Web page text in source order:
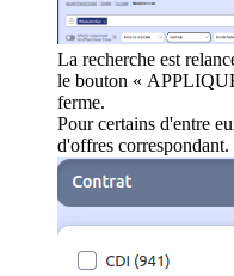
La recherche est
le bouton «
ferme.
Pour certains d'entre
d'offres correspondant.